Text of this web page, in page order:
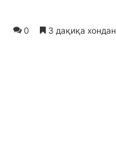
0 3 дақиқа хондан